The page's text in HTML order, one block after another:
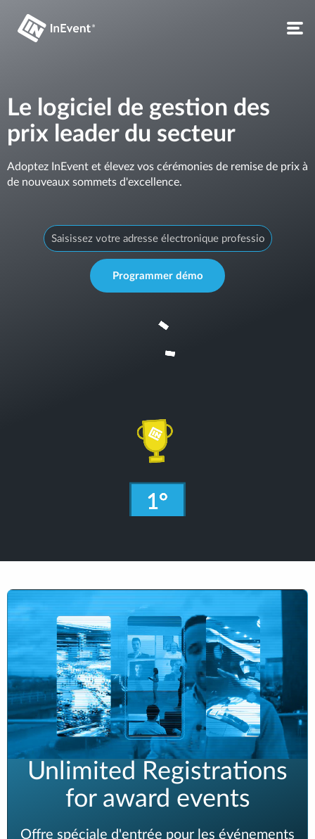
Le logiciel de gestion des
prix leader du secteur
Adoptez InEvent et élevez vos cérémonies de remise de prix à
de nouveaux sommets d'excellence.
Programmer démo
Unlimited Registrations
for award events
Offre spéciale d'entrée pour les événements